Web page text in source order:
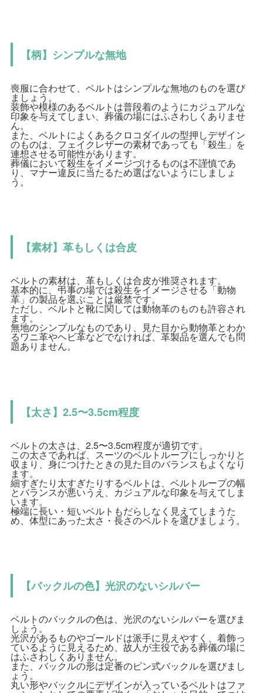
【柄】シンプルな無地
喪服に合わせて、ベルトはシンプルな無地のものを選び
ましょう。
装飾や模様のあるベルトは普段着のようにカジュアルな
印象を与えてしまい、葬儀の場にはふさわしくありませ
ん。
また、ベルトによくあるクロコダイルの型押しデザイン
のものは、フェイクレザーの素材であっても「殺生」を
連想させる可能性があります。
葬儀において殺生をイメージづけるものは不謹慎であ
り、マナー違反に当たるため選ばないようにしましょ
う。
【素材】革もしくは合皮
ベルトの素材は、革もしくは合皮が推奨されます。
基本的に、弔事の場では殺生をイメージさせる「動物
革」の製品を選ぶことは厳禁です。
ただし、ベルトと靴に関しては動物革のものも許容され
ます。
無地のシンプルなものであり、見た目から動物革とわか
るワニ革やヘビ革などでなければ、革製品を選んでも問
題ありません。
【太さ】2.5〜3.5cm程度
ベルトの太さは、2.5〜3.5cm程度が適切です。
この太さであれば、スーツのベルトループにしっかりと
収まり、身につけたときの見た目のバランスもよくなり
ます。
細すぎたり太すぎたりするベルトは、ベルトループの幅
とバランスが悪いうえ、カジュアルな印象を与えてしま
います。
極端に長い・短いベルトもだらしなく見えてしまうた
め、体型にあった太さ・長さのベルトを選びましょう。
【バックルの色】光沢のないシルバー
ベルトのバックルの色は、光沢のないシルバーを選びま
しょう。
光沢があるものやゴールドは派手に見えやすく、着飾っ
ているように見えるため、故人が主役である葬儀の場に
はふさわしくありません。
また、バックルの形は定番のピン式バックルを選びまし
ょう。
丸い形やバックルにデザインが入っているベルトはファ